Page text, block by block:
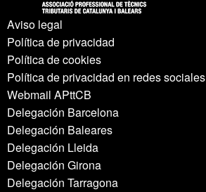
Aviso legal
Política de privacidad
Política de cookies
Política de privacidad en redes sociales
Webmail APttCB
Delegación Barcelona
Delegación Baleares
Delegación Lleida
Delegación Girona
Delegación Tarragona